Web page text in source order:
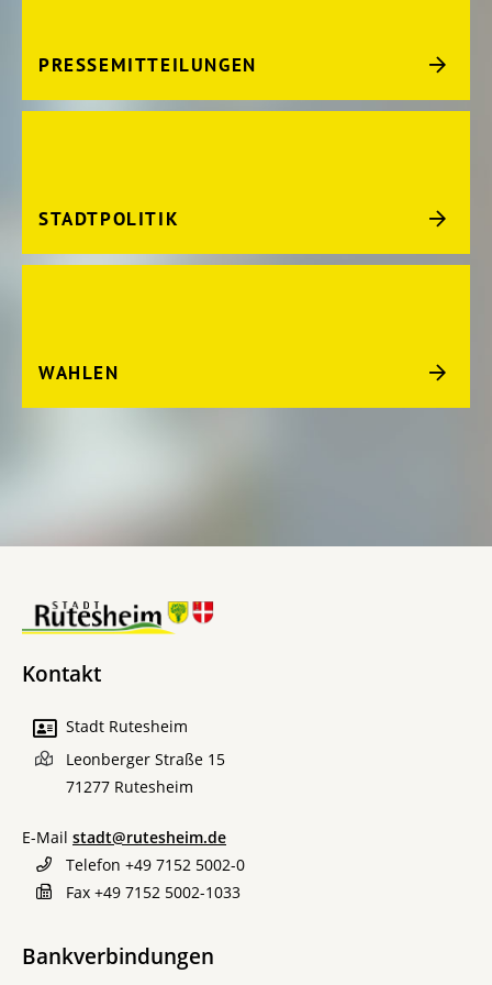
PRESSEMITTEILUNGEN
STADTPOLITIK
WAHLEN
Kontakt
Stadt Rutesheim
Leonberger Straße 15
71277 Rutesheim
E-Mail stadt@rutesheim.de
Telefon +49 7152 5002-0
Fax +49 7152 5002-1033
Bankverbindungen